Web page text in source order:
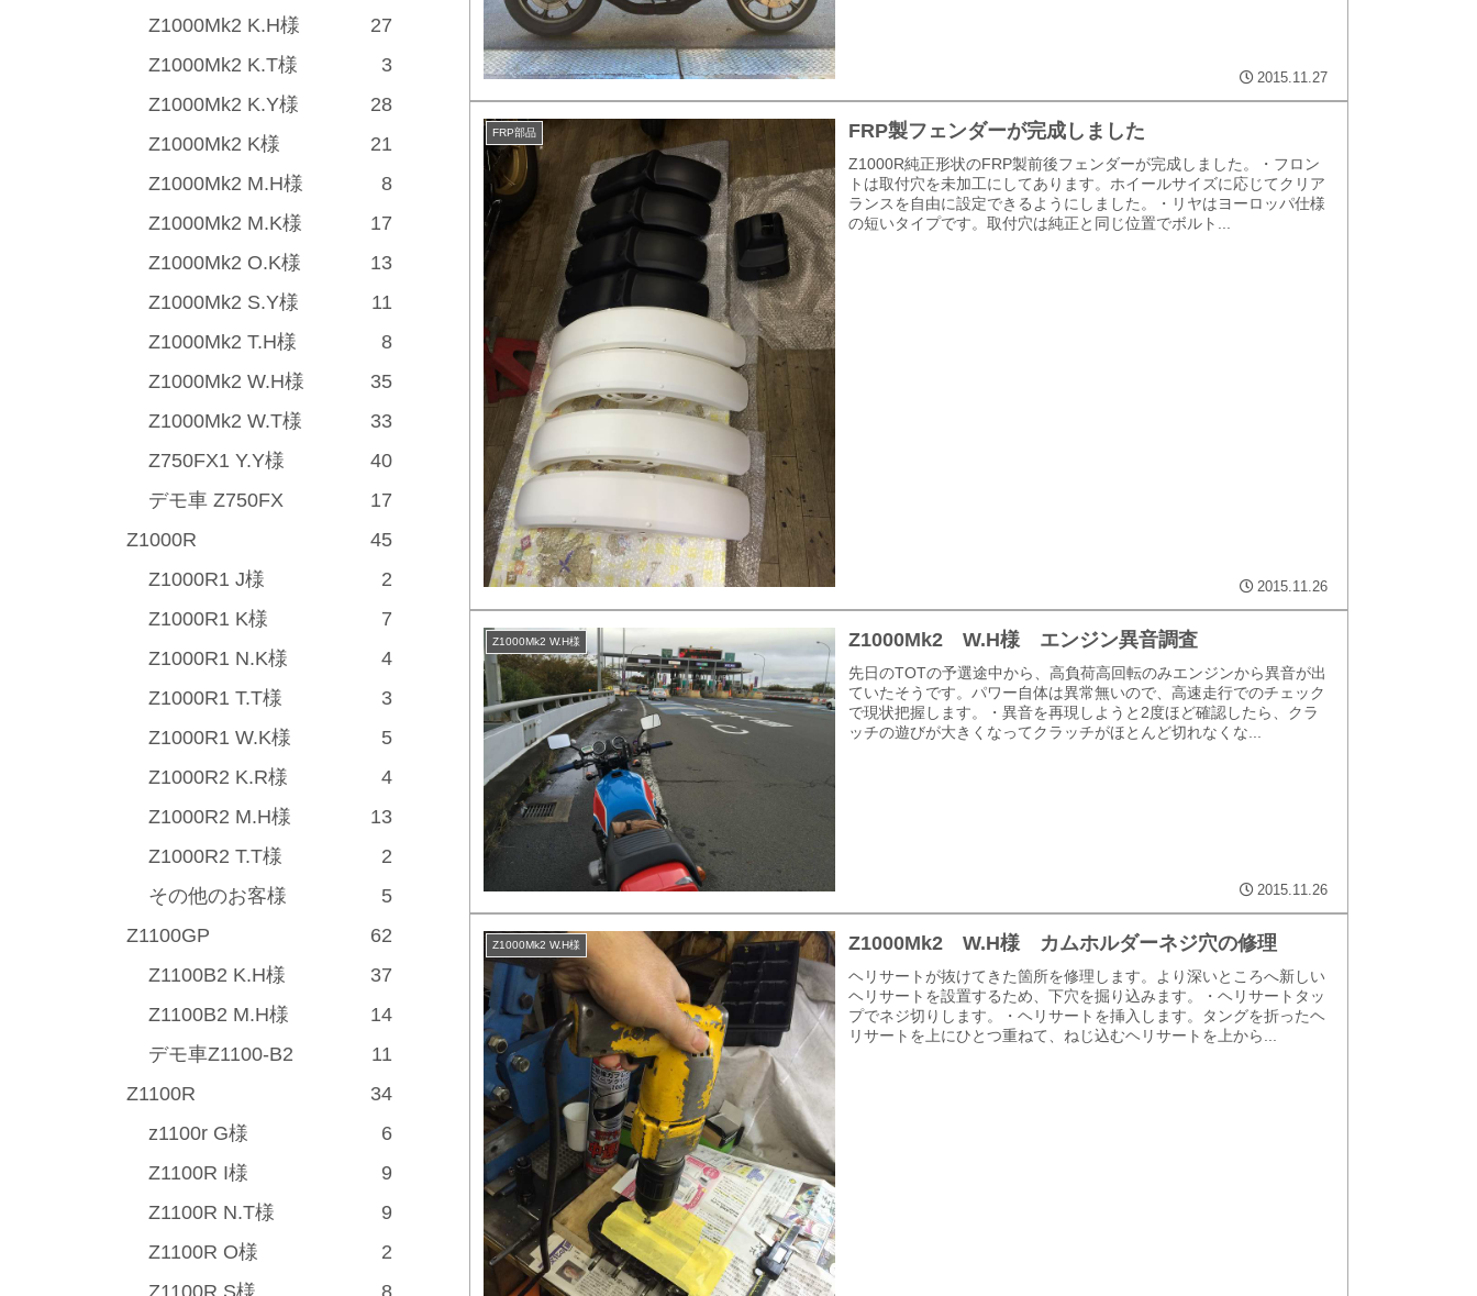
2015.11.27
FRP部品 FRP製フェンダーが完成しました
Z1000R純正形状のFRP製前後フェンダーが完成しました。・フロン
トは取付穴を未加工にしてあります。ホイールサイズに応じてクリア
ランスを自由に設定できるようにしました。・リヤはヨーロッパ仕様
の短いタイプです。取付穴は純正と同じ位置でボルト...
2015.11.26
Z1000Mk2 W.H様 Z1000Mk2 W.H様 エンジン異音調査
先日のTOTの予選途中から、高負荷高回転のみエンジンから異音が出
ていたそうです。パワー自体は異常無いので、高速走行でのチェック
で現状把握します。・異音を再現しようと2度ほど確認したら、クラ
ッチの遊びが大きくなってクラッチがほとんど切れなくな...
2015.11.26
Z1000Mk2 W.H様 Z1000Mk2 W.H様 カムホルダーネジ穴の修理
ヘリサートが抜けてきた箇所を修理します。より深いところへ新しい
ヘリサートを設置するため、下穴を掘り込みます。・ヘリサートタッ
プでネジ切りします。・ヘリサートを挿入します。タングを折ったヘ
リサートを上にひとつ重ねて、ねじ込むヘリサートを上から...
Z1000Mk2 K.H様
27
Z1000Mk2 K.T様
3
Z1000Mk2 K.Y様
28
Z1000Mk2 K様
21
Z1000Mk2 M.H様
8
Z1000Mk2 M.K様
17
Z1000Mk2 O.K様
13
Z1000Mk2 S.Y様
11
Z1000Mk2 T.H様
8
Z1000Mk2 W.H様
35
Z1000Mk2 W.T様
33
Z750FX1 Y.Y様
40
デモ車 Z750FX
17
Z1000R
45
Z1000R1 J様
2
Z1000R1 K様
7
Z1000R1 N.K様
4
Z1000R1 T.T様
3
Z1000R1 W.K様
5
Z1000R2 K.R様
4
Z1000R2 M.H様
13
Z1000R2 T.T様
2
その他のお客様
5
Z1100GP
62
Z1100B2 K.H様
37
Z1100B2 M.H様
14
デモ車Z1100-B2
11
Z1100R
34
z1100r G様
6
Z1100R I様
9
Z1100R N.T様
9
Z1100R O様
2
Z1100R S様
8